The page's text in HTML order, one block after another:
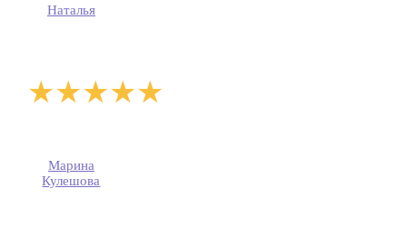
Наталья
Марина
Кулешова